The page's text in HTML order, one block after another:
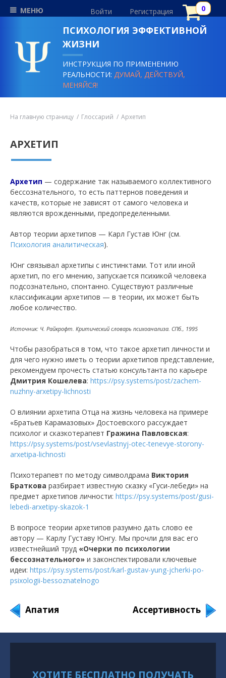
МЕНЮ Войти Регистрация
ПСИХОЛОГИЯ ЭФФЕКТИВНОЙ
ЖИЗНИ
ИНСТРУКЦИЯ ПО ПРИМЕНЕНИЮ
РЕАЛЬНОСТИ:ДУМАЙ, ДЕЙСТВУЙ,
МЕНЯЙСЯ!
На главную страницу Глоссарий Архетип
АРХЕТИП
Архетип — содержание так называемого коллективного
бессознательного, то есть паттернов поведения и
качеств, которые не зависят от самого человека и
являются врожденными, предопределенными.
Автор теории архетипов — Карл Густав Юнг (см.
Психология аналитическая).
Юнг связывал архетипы с инстинктами. Тот или иной
архетип, по его мнению, запускается психикой человека
подсознательно, спонтанно. Существуют различные
классификации архетипов — в теории, их может быть
любое количество.
Источник: Ч. Райкрофт. Критический словарь психоанализа. СПб., 1995
Чтобы разобраться в том, что такое архетип личности и
для чего нужно иметь о теории архетипов представление,
рекомендуем прочесть статью консультанта по карьере
Дмитрия Кошелева: https://psy.systems/post/zachem-
nuzhny-arxetipy-lichnosti
О влиянии архетипа Отца на жизнь человека на примере
«Братьев Карамазовых» Достоевского рассуждает
психолог и сказкотерапевт Гражина Павловская:
https://psy.systems/post/vsevlastnyj-otec-tenevye-storony-
arxetipa-lichnosti
Психотерапевт по методу символдрама Виктория
Браткова разбирает известную сказку «Гуси-лебеди» на
предмет архетипов личности: https://psy.systems/post/gusi-
lebedi-arxetipy-skazok-1
В вопросе теории архетипов разумно дать слово ее
автору — Карлу Густаву Юнгу. Мы прочли для вас его
известнейший труд «Очерки по психологии
бессознательного» и законспектировали ключевые
идеи: https://psy.systems/post/karl-gustav-yung-jcherki-po-
psixologii-bessoznatelnogo
Апатия Ассертивность
ХОТИТЕ БЕСПЛАТНО ПОЛУЧАТЬ